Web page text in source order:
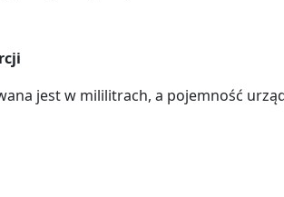
jest w mililitrach, a pojemność